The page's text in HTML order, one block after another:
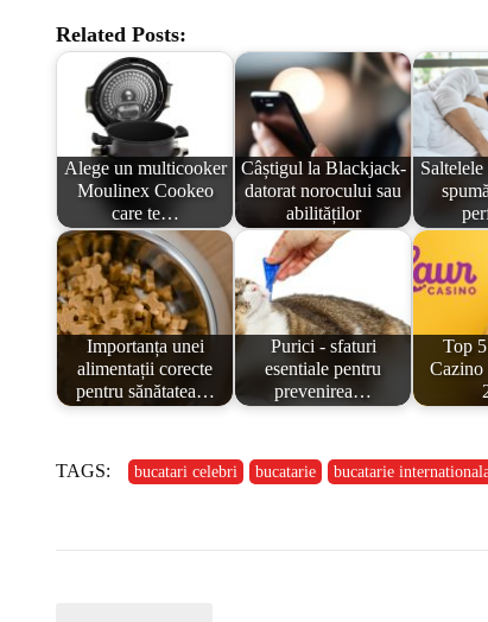
Related Posts:
Alege un multicooker
Moulinex Cookeo
care te…
Câștigul la Blackjack-
datorat norocului sau
abilităților
Importanța unei
alimentații corecte
pentru sănătatea…
Purici - sfaturi
esentiale pentru
prevenirea…
Top
Cazino
TAGS: bucatari celebri bucatarie bucatarie